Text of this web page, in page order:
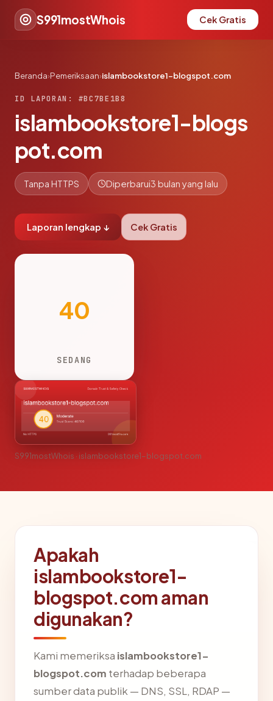
S991mostWhois Cek Gratis
Beranda›Pemeriksaan›islambookstore1-blogspot.com
ID LAPORAN: #BC7BE1B8
islambookstore1-blogs
pot.com
Tanpa HTTPS Diperbarui3 bulan yang lalu
Laporan lengkap ↓ Cek Gratis
40
SEDANG
S991mostWhois · islambookstore1-blogspot.com
Apakah
islambookstore1-
blogspot.com aman
digunakan?
Kami memeriksa islambookstore1-
blogspot.com terhadap beberapa
sumber data publik — DNS, SSL, RDAP —